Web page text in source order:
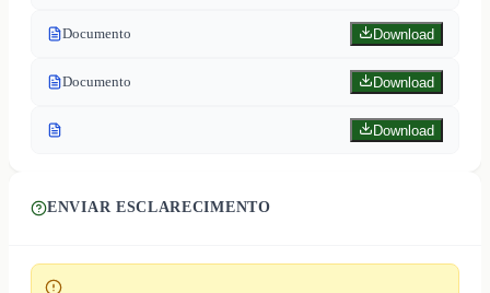
Documento Download
Documento Download
Download
ENVIAR ESCLARECIMENTO